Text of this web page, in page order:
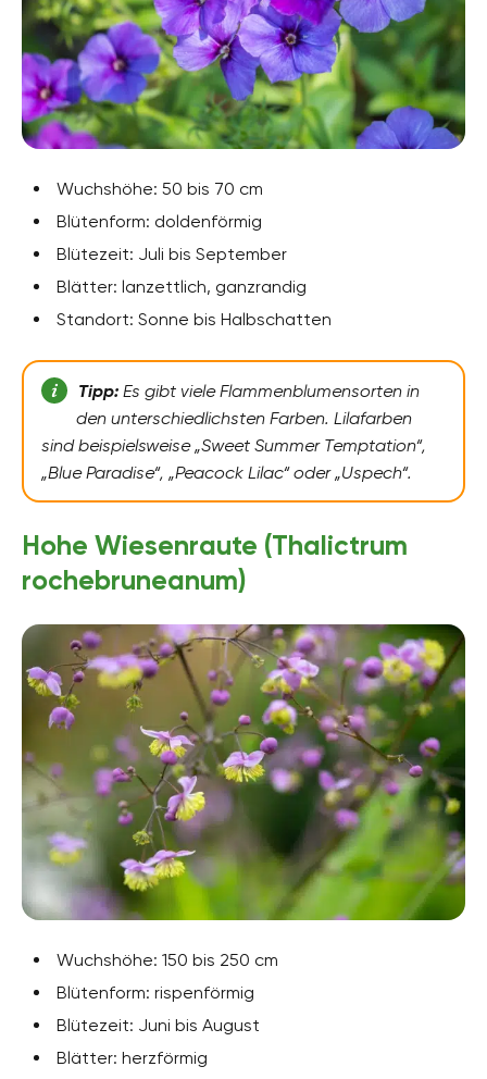
Wuchshöhe: 50 bis 70 cm
Blütenform: doldenförmig
Blütezeit: Juli bis September
Blätter: lanzettlich, ganzrandig
Standort: Sonne bis Halbschatten
Tipp:Es gibt viele Flammenblumensorten in
den unterschiedlichsten Farben. Lilafarben
sind beispielsweise „Sweet Summer Temptation“,
„Blue Paradise“, „Peacock Lilac“ oder „Uspech“.
Hohe Wiesenraute (Thalictrum
rochebruneanum)
Wuchshöhe: 150 bis 250 cm
Blütenform: rispenförmig
Blütezeit: Juni bis August
Blätter: herzförmig